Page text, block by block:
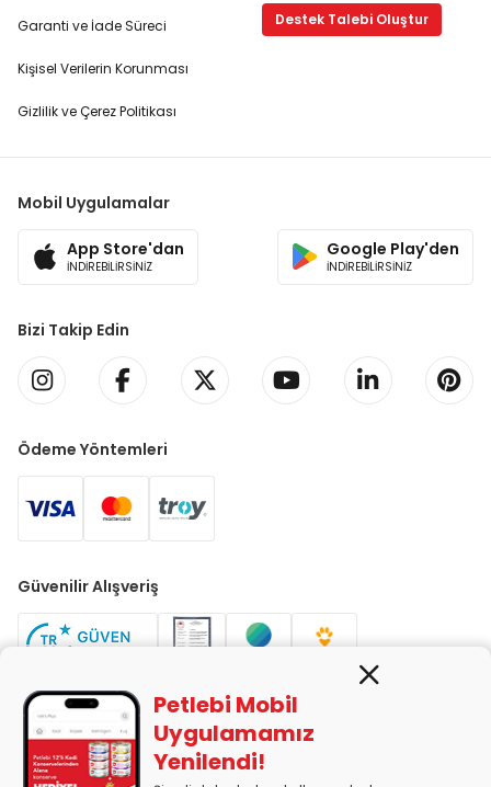
Garanti ve İade Süreci
Kişisel Verilerin Korunması
Gizlilik ve Çerez Politikası
Destek Talebi Oluştur
Mobil Uygulamalar
App Store'dan
İNDİREBİLİRSİNİZ
Google Play'den
İNDİREBİLİRSİNİZ
Bizi Takip Edin
Ödeme Yöntemleri
Güvenilir Alışveriş
PETLEBİ EVCİL HAYVAN ÜRÜNLERİ PAZ. SAN. TİC. LTD. ŞTİ. Alaşarköy
Petlebi Mobil
Uygulamamız
Yenilendi!